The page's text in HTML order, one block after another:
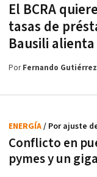
El BCRA
tasas de
Bausili
PorFernando Gutiérrez
Conflicto en
pymes y un
ENERGÍA/ Por ajuste